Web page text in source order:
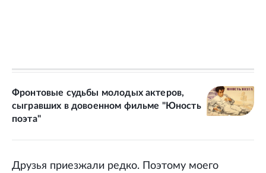
Фронтовые судьбы молодых актеров,
сыгравших в довоенном фильме "Юность
поэта"
Друзья приезжали редко. Поэтому моего